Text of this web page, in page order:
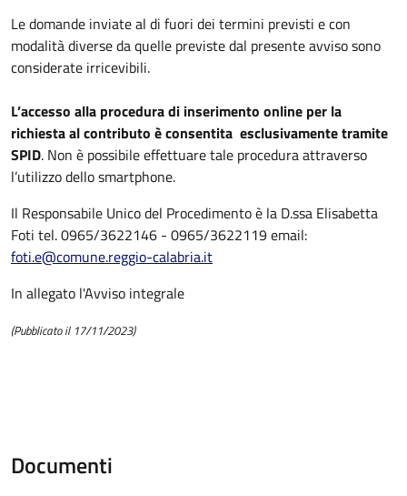
Le domande inviate al di fuori dei termini previsti e con
modalità diverse da quelle previste dal presente avviso sono
considerate irricevibili.
L’accesso alla procedura di inserimento online per la
richiesta al contributo è consentita esclusivamentetramite
SPID. Non è possibile effettuare tale procedura attraverso
l’utilizzo dello smartphone.
Il Responsabile Unico del Procedimento è la D.ssa Elisabetta
Foti tel. 0965/3622146 - 0965/3622119 email:
foti.e@comune.reggio-calabria.it
In allegato l'Avviso integrale
(Pubblicato il 17/11/2023)
Documenti